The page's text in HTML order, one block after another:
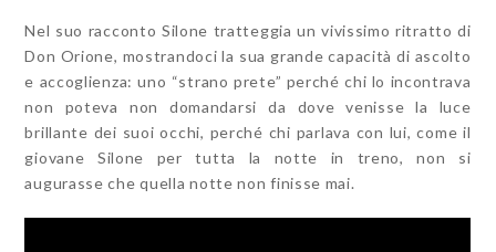
Nel suo racconto Silone tratteggia un vivissimo ritratto di
Don Orione, mostrandoci la sua grande capacità di ascolto
e accoglienza: uno “strano prete” perché chi lo incontrava
non poteva non domandarsi da dove venisse la luce
brillante dei suoi occhi, perché chi parlava con lui, come il
giovane Silone per tutta la notte in treno, non si
augurasse che quella notte non finisse mai.